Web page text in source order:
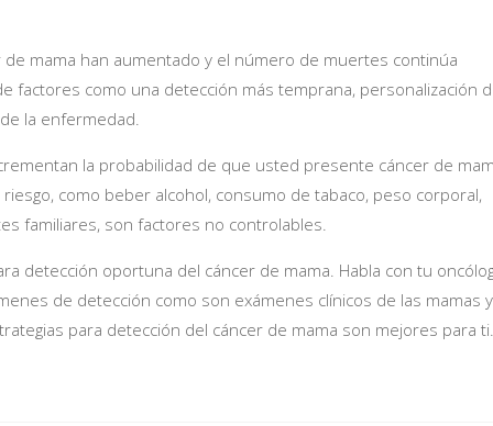
mama han aumentado y el número de muertes continúa
factores como una detección más temprana, personalización
la enfermedad.
la probabilidad de que usted presente cáncer de
como beber alcohol, consumo de tabaco, peso corporal,
familiares, son factores no controlables.
detección oportuna del cáncer de mama. Habla con tu
de detección como son exámenes clínicos de las mamas y
para detección del cáncer de mama son mejores para ti.